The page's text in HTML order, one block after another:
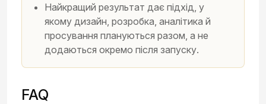
Найкращий результат дає підхід, у
якому дизайн, розробка, аналітика й
просування плануються разом, а не
додаються окремо після запуску.
FAQ